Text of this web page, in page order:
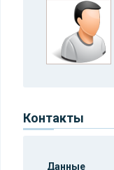
Контакты
Данные